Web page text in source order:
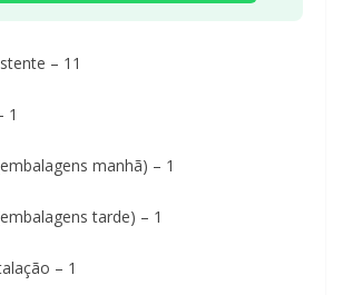
– 11
1
manhã) – 1
tarde) – 1
– 1